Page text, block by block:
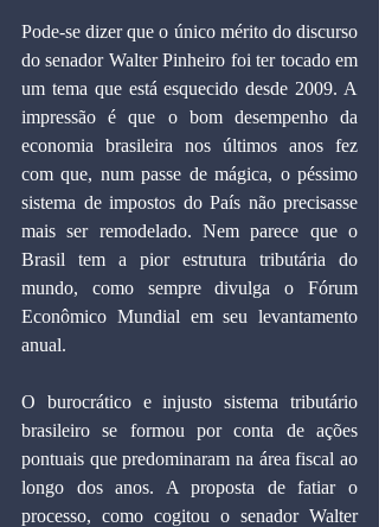
Pode-se dizer que o único mérito do discurso
do senador Walter Pinheiro foi ter tocado em
um tema que está esquecido desde 2009. A
impressão é que o bom desempenho da
economia brasileira nos últimos anos fez
com que, num passe de mágica, o péssimo
sistema de impostos do País não precisasse
mais ser remodelado. Nem parece que o
Brasil tem a pior estrutura tributária do
mundo, como sempre divulga o Fórum
Econômico Mundial em seu levantamento
anual.
O burocrático e injusto sistema tributário
brasileiro se formou por conta de ações
pontuais que predominaram na área fiscal ao
longo dos anos. A proposta de fatiar o
processo, como cogitou o senador Walter